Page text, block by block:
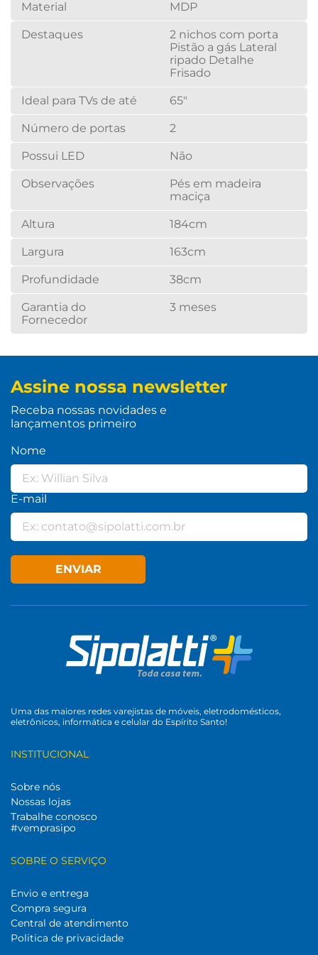
Material MDP
Destaques
2 nichos com porta
Pistão a gás Lateral
ripado Detalhe
Frisado
Ideal para TVs de até 65"
Número de portas 2
Possui LED Não
Observações
Pés em madeira
maciça
Altura 184cm
Largura 163cm
Profundidade 38cm
Garantia do
Fornecedor
3 meses
Assine nossa newsletter
Receba nossas novidades e
lançamentos primeiro
Nome
E-mail
ENVIAR
Uma das maiores redes varejistas de móveis, eletrodomésticos,
eletrônicos, informática e celular do Espírito Santo!
INSTITUCIONAL
Sobre nós
Nossas lojas
Trabalhe conosco
#vemprasipo
SOBRE O SERVIÇO
Envio e entrega
Compra segura
Central de atendimento
Politica de privacidade